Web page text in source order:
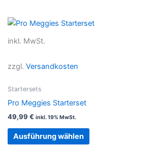
werden
inkl. MwSt.
zzgl. Versandkosten
Startersets
Pro Meggies Starterset
49,99 € inkl. 19% MwSt.
Ausführung wählen
Dieses
auf
der